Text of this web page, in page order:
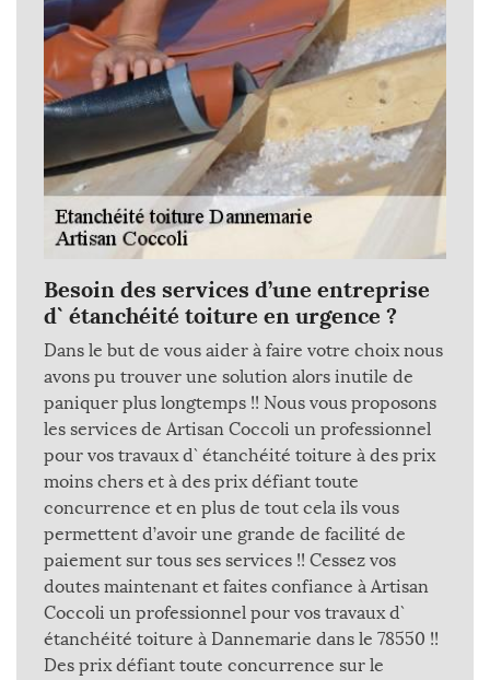
Besoin des services d’une entreprise
d` étanchéité toiture en urgence ?
Dans le but de vous aider à faire votre choix nous
avons pu trouver une solution alors inutile de
paniquer plus longtemps !! Nous vous proposons
les services de Artisan Coccoli un professionnel
pour vos travaux d` étanchéité toiture à des prix
moins chers et à des prix défiant toute
concurrence et en plus de tout cela ils vous
permettent d’avoir une grande de facilité de
paiement sur tous ses services !! Cessez vos
doutes maintenant et faites confiance à Artisan
Coccoli un professionnel pour vos travaux d`
étanchéité toiture à Dannemarie dans le 78550 !!
Des prix défiant toute concurrence sur le